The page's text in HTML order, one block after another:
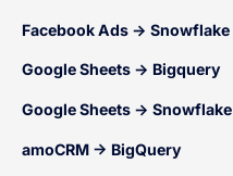
Facebook Ads → Snowflake
Google Sheets → Bigquery
Google Sheets → Snowflake
amoCRM → BigQuery